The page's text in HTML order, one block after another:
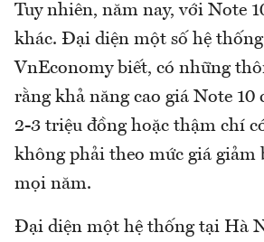
Tuy nhiên, năm nay, với Note
khác. Đại diện một số hệ
VnEconomy biết, có những
rằng khả năng cao giá Note 10
2-3 triệu đồng hoặc thậm chí
không phải theo mức giá giảm
mọi năm.
Đại diện một hệ thống tại Hà